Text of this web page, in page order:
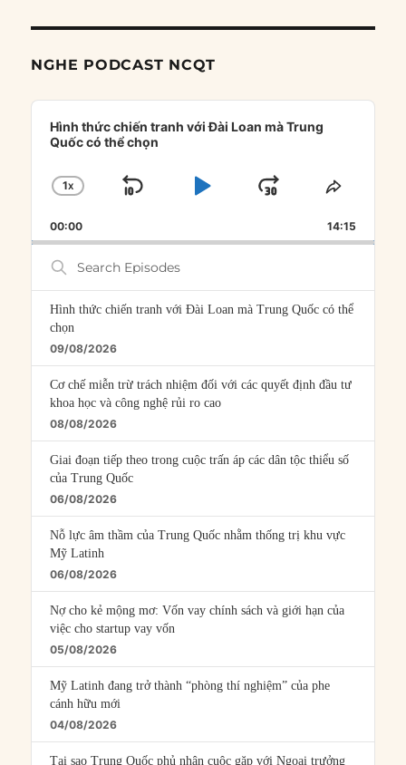
NGHE PODCAST NCQT
Audio
Player
Hình thức chiến tranh với Đài Loan mà Trung
Quốc có thể chọn
CHANGE
RATE
1X
SKIP
PLAYJUMP
FORWARD
SHARE
00:00 14:15
Search
Episodes
Hình thức chiến tranh với Đài Loan mà Trung Quốc có thể
chọn
09/08/2026
Cơ chế miễn trừ trách nhiệm đối với các quyết định đầu tư
khoa học và công nghệ rủi ro cao
08/08/2026
Giai đoạn tiếp theo trong cuộc trấn áp các dân tộc thiểu số
của Trung Quốc
06/08/2026
Nỗ lực âm thầm của Trung Quốc nhằm thống trị khu vực
Mỹ Latinh
06/08/2026
Nợ cho kẻ mộng mơ: Vốn vay chính sách và giới hạn của
việc cho startup vay vốn
05/08/2026
Mỹ Latinh đang trở thành “phòng thí nghiệm” của phe
cánh hữu mới
04/08/2026
Tại sao Trung Quốc phủ nhận cuộc gặp với Ngoại trưởng